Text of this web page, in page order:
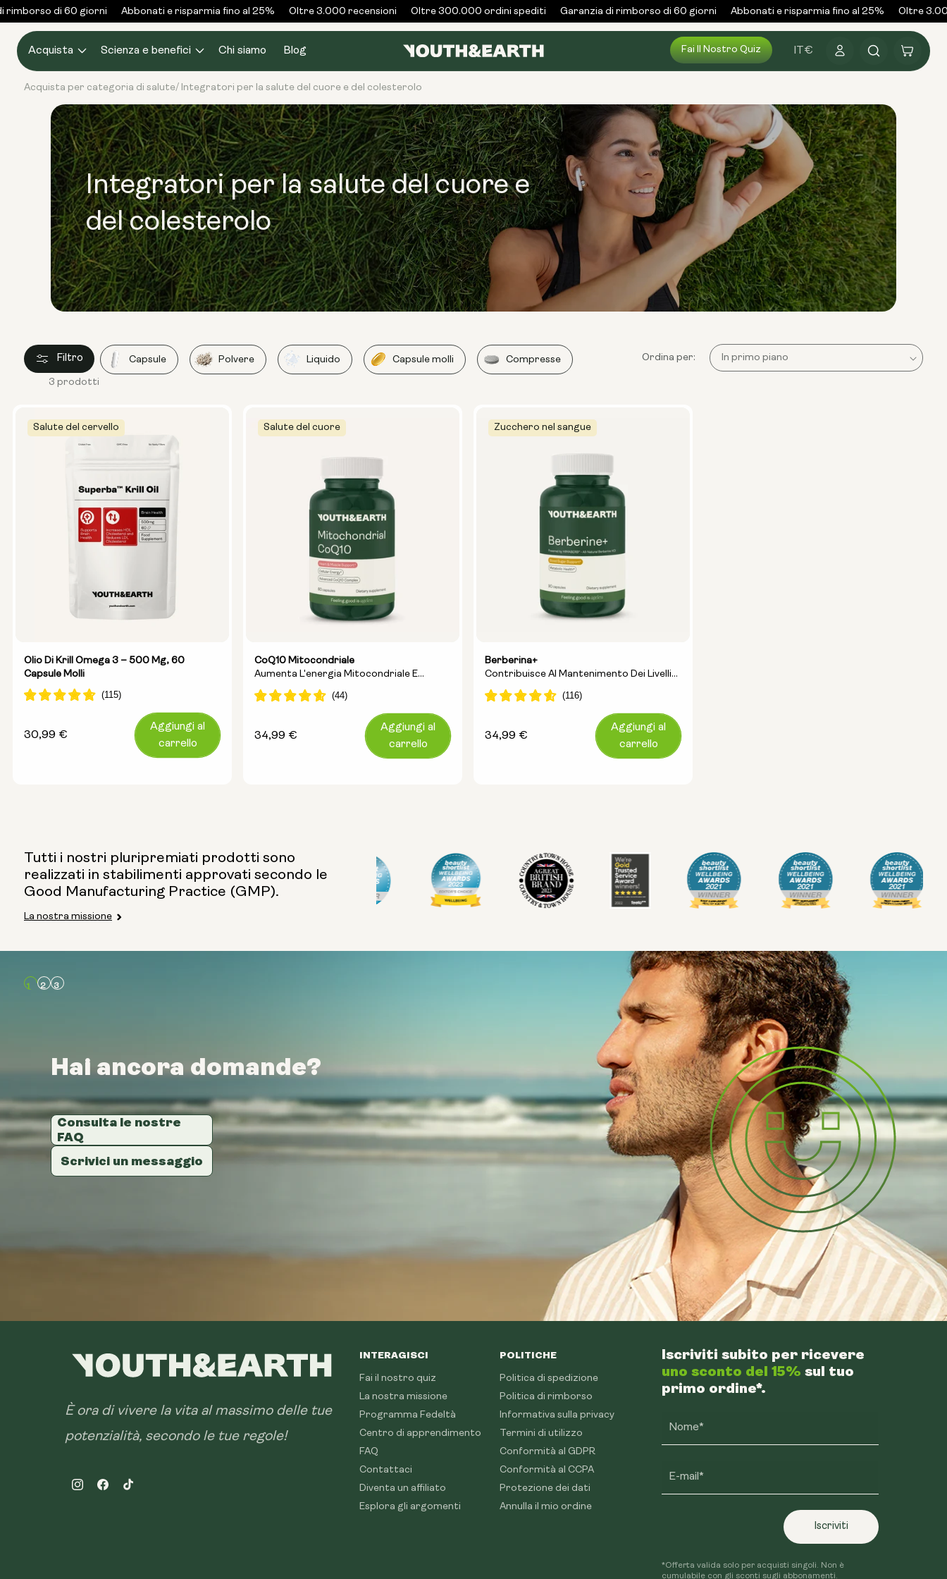
Vai al
contenuto
di 60 giorni Abbonati e risparmia fino al 25% Oltre 3.000 recensioni Oltre 300.000 ordini spediti Garanzia di rimborso di 60 giorni Abbonati e risparmia fino al 25% Oltre
Acquista Scienza e benefici Chi siamo Blog Fai Il Nostro Quiz IT€ Accedi Carrello
Acquista per categoria di salute/ Integratori per la salute del cuore e del colesterolo
Integratori per la salute del cuore e
del colesterolo
Filtro Capsule Polvere Liquido Capsule molli Compresse Ordina per:
3 prodotti
Salute del cervello
Olio Di Krill Omega 3 – 500 Mg, 60
Capsule Molli
Prezzo
30,99 €
Aggiungi al
carrello
Salute del cuore
CoQ10 Mitocondriale
Aumenta L'energia Mitocondriale E
Migliora La Salute Del Cuore
Prezzo
34,99 €
Aggiungi al
carrello
Zucchero nel sangue
Berberina+
Contribuisce Al Mantenimento Dei Livelli
Di Glicemia E Favorisce Il Controllo Del
Peso Legato All'età
Prezzo
34,99 €
Aggiungi al
carrello
Tutti i nostri pluripremiati prodotti sono
realizzati in stabilimenti approvati secondo le
Good Manufacturing Practice (GMP).
La nostra missione
Hai ancora domande?
Consulta le nostre
FAQ
Scrivici un messaggio
Hai ancora domande?
Consulta le nostre
FAQ
Scrivici un messaggio
Hai ancora domande?
Consulta le nostre
FAQ
Scrivici un messaggio
È ora di vivere la vita al massimo delle tue
potenzialità, secondo le tue regole!
InstagramFacebookTikTok
INTERAGISCI
Fai il nostro quiz
La nostra missione
Programma Fedeltà
Centro di apprendimento
FAQ
Contattaci
Diventa un affiliato
Esplora gli argomenti
POLITICHE
Politica di spedizione
Politica di rimborso
Informativa sulla privacy
Termini di utilizzo
Conformità al GDPR
Conformità al CCPA
Protezione dei dati
Annulla il mio ordine
Iscriviti subito per ricevere
uno sconto del 15% sul tuo
primo ordine*.
Nome*
E-mail*
Iscriviti
*Offerta valida solo per acquisti singoli. Non è
cumulabile con gli sconti sugli abbonamenti.